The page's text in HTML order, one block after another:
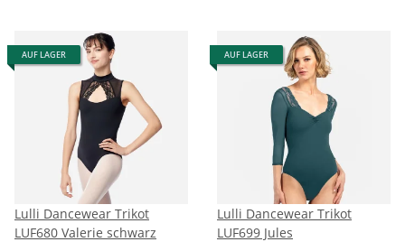
AUF LAGER
Lulli Dancewear Trikot
LUF680 Valerie schwarz
AUF LAGER
Lulli Dancewear Trikot
LUF699 Jules